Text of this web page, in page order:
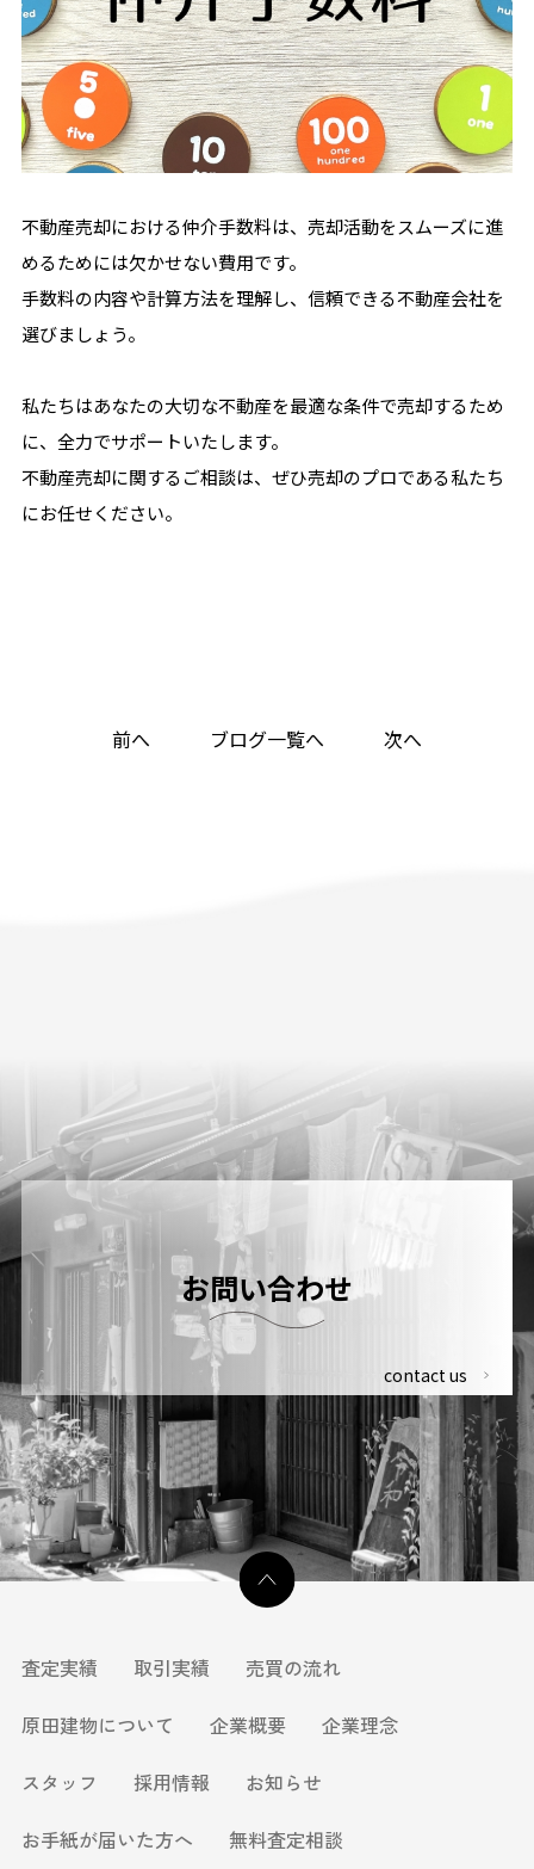
不動産売却における仲介手数料は、売却活動をスムーズに進
めるためには欠かせない費用です。
手数料の内容や計算方法を理解し、信頼できる不動産会社を
選びましょう。
私たちはあなたの大切な不動産を最適な条件で売却するため
に、全力でサポートいたします。
不動産売却に関するご相談は、ぜひ売却のプロである私たち
にお任せください。
前へ ブログ一覧へ 次へ
お問い合わせ
contact us
査定実績 取引実績
売買の流れ
原田建物について
企業概要
企業理念
スタッフ
採用情報
お知らせ
お手紙が届いた方へ
無料査定相談